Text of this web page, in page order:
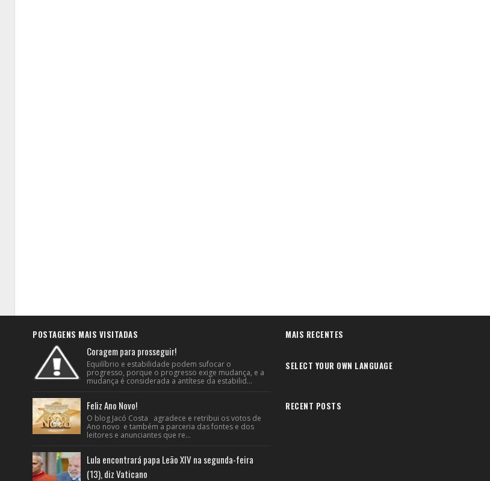
POSTAGENS MAIS VISITADAS
Coragem para prosseguir!
Equilíbrio e estabilidade podem sufocar o
progresso, porque o progresso exige mudança, e a
mudança é considerada a antítese da estabilid...
Feliz Ano Novo!
O blog Jacó Costa agradece e retribui os votos de
Ano novo e também a parceria das fontes e dos
leitores e anunciantes que re...
Lula encontrará papa Leão XIV na segunda-feira
(13), diz Vaticano
MAIS RECENTES
SELECT YOUR OWN LANGUAGE
RECENT POSTS